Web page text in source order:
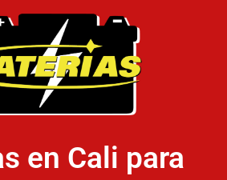
en Cali para